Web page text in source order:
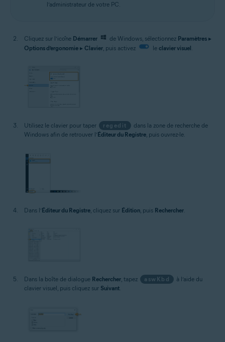
l’administrateur de votre PC.
Cliquez sur l’icône Démarrer de Windows, sélectionnez Paramètres ▸
Options d’ergonomie ▸ Clavier, puis activez leclavier visuel.
Utilisez le clavier pour taper regedit
dans la zone de recherche de
Windows afin de retrouver l’Éditeur du Registre , puis ouvrez-le.
Dans l’Éditeur du Registre , cliquez sur Édition , puis Rechercher
Dans la boîte de dialogue Rechercher , tapez aswKbd
à l’aide du
clavier visuel, puis cliquez sur Suivant